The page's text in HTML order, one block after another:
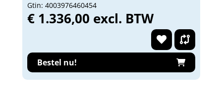
Gtin: 4003976460454
€ 1.336,00 excl. BTW
Bestel nu!